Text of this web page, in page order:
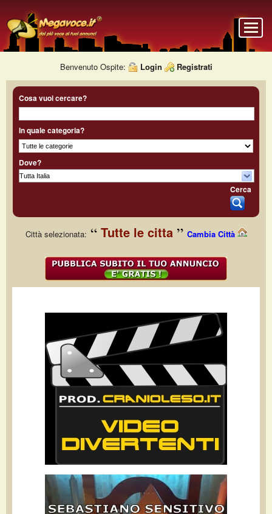
Benvenuto Ospite: Login Registrati
Cosa vuoi cercare?
In quale categoria?
Dove?
Cerca
Città selezionata: Tutte le citta Cambia Città